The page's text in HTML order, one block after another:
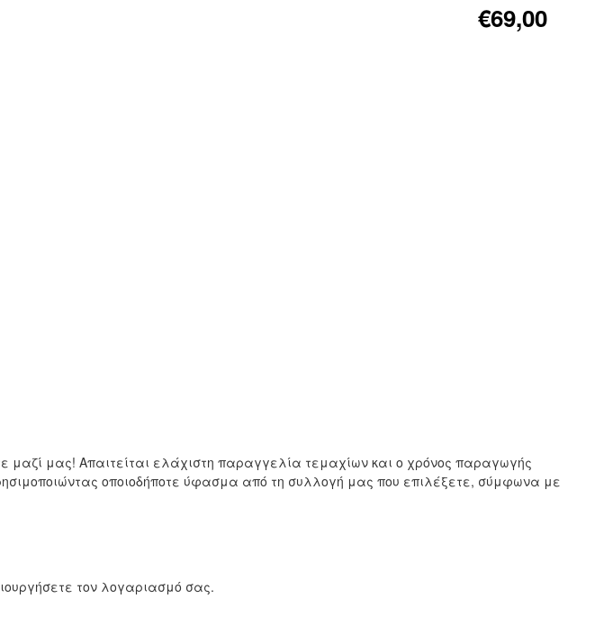
€69,00
μαζί μας! Απαιτείται ελάχιστη παραγγελία τεμαχίων και ο χρόνος παραγωγής
οποιοδήποτε ύφασμα από τη συλλογή μας που επιλέξετε, σύμφωνα με
τον λογαριασμό σας.